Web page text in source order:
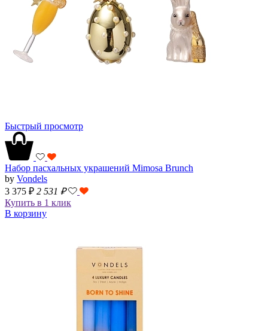
Быстрый просмотр
Набор пасхальных украшений Mimosa Brunch
by Vondels
3 375 ₽ 2 531 ₽
Купить в 1 клик
В корзину